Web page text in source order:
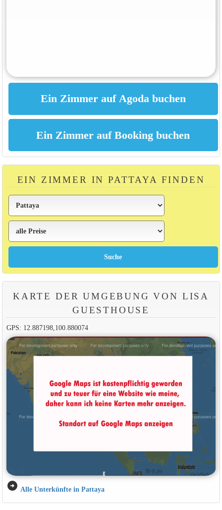
EIN ZIMMER IN PATTAYA FINDEN
KARTE DER UMGEBUNG VON LISA
GUESTHOUSE
GPS: 12.887198,100.880074
arrow_circle_right Alle Unterkünfte in Pattaya